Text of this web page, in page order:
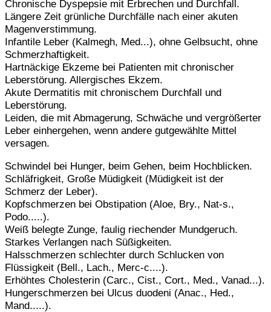
Chronische Dyspepsie mit Erbrechen und Durchfall.
Längere Zeit grünliche Durchfälle nach einer akuten
Magenverstimmung.
Infantile Leber (Kalmegh, Med...), ohne Gelbsucht, ohne
Schmerzhaftigkeit.
Hartnäckige Ekzeme bei Patienten mit chronischer
Leberstörung. Allergisches Ekzem.
Akute Dermatitis mit chronischem Durchfall und
Leberstörung.
Leiden, die mit Abmagerung, Schwäche und vergrößerter
Leber einhergehen, wenn andere gutgewählte Mittel
versagen.
Schwindel bei Hunger, beim Gehen, beim Hochblicken.
Schläfrigkeit, Große Müdigkeit (Müdigkeit ist der
Schmerz der Leber).
Kopfschmerzen bei Obstipation (Aloe, Bry., Nat-s.,
Podo.....).
Weiß belegte Zunge, faulig riechender Mundgeruch.
Starkes Verlangen nach Süßigkeiten.
Halsschmerzen schlechter durch Schlucken von
Flüssigkeit (Bell., Lach., Merc-c....).
Erhöhtes Cholesterin (Carc., Cist., Cort., Med., Vanad...).
Hungerschmerzen bei Ulcus duodeni (Anac., Hed.,
Mand.....).